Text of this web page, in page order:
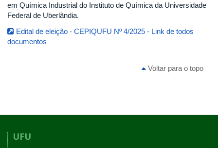
em Química Industrial do Instituto de Química da Universidade
Federal de Uberlândia.
Edital de eleição - CEPIQUFU Nº 4/2025 - Link de todos
documentos
Voltar para o topo
UFU